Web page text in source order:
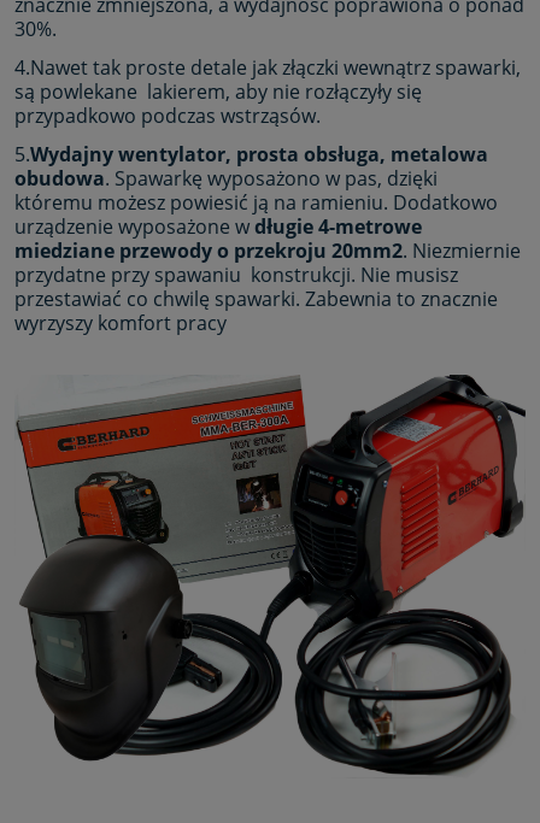
30%.
4.Nawet tak proste detale jak złączki wewnątrz spawarki,
są powlekane lakierem, aby nie rozłączyły się
przypadkowo podczas wstrząsów.
5.Wydajny wentylator, prosta obsługa, metalowa
obudowa. Spawarkę wyposażono w pas, dzięki
któremu możesz powiesić ją na ramieniu. Dodatkowo
urządzenie wyposażone wdługie 4-metrowe
miedziane przewody o przekroju 20mm2. Niezmiernie
przydatne przy spawaniu konstrukcji. Nie musisz
przestawiać co chwilę spawarki. Zabewnia to znacznie
wyrzyszy komfort pracy